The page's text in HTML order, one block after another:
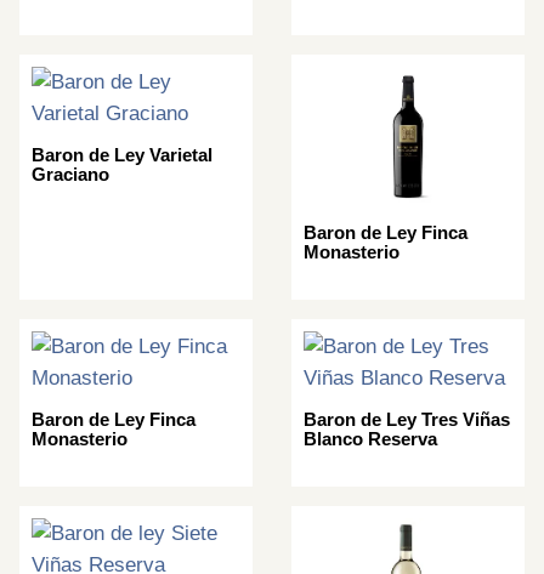
Baron de Ley Varietal
Graciano
Baron de Ley Finca
Monasterio
Baron de Ley Finca
Monasterio
Baron de Ley Tres Viñas
Blanco Reserva